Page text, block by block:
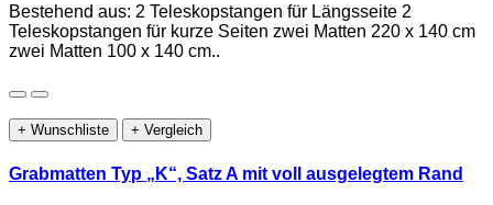
Bestehend aus: 2 Teleskopstangen für Längsseite 2
Teleskopstangen für kurze Seiten zwei Matten 220 x 140 cm
zwei Matten 100 x 140 cm..
+ Wunschliste + Vergleich
Grabmatten Typ „K“, Satz A mit voll ausgelegtem Rand